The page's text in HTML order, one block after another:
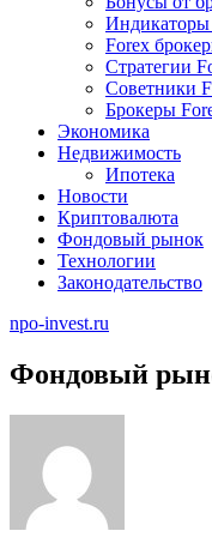
Индикаторы
Forex
Стратегии
Советники
Брокеры
Экономика
Недвижимость
Ипотека
Новости
Криптовалюта
Фондовый рынок
Технологии
Законодательство
npo-invest.ru
Фондовый